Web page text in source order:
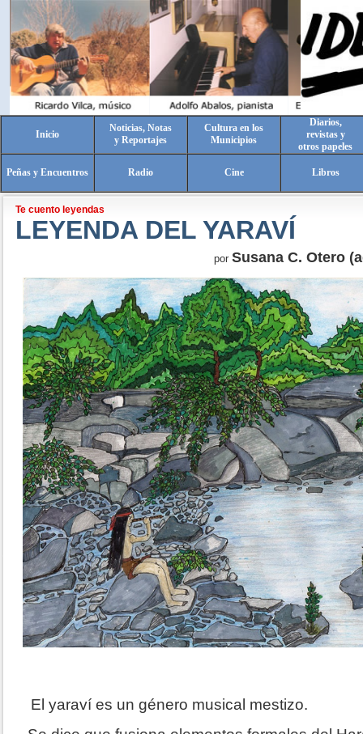
Inicio
Noticias, Notas
y Reportajes
Cultura en los
Municipios
Diarios,
revistas y
otros papeles
Peñas y Encuentros Radio Cine Libros
Te cuento leyendas
LEYENDA DEL YARAVÍ
por Susana C. Otero
El yaraví es un género musical mestizo.